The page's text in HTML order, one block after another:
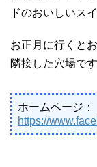
ドのおいしいス
お正月に行くと
隣接した穴場です
ホームページ：
https://